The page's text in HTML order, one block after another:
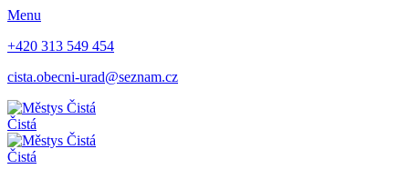
Menu
+420 313 549 454
cista.obecni-urad@seznam.cz
Čistá
Čistá